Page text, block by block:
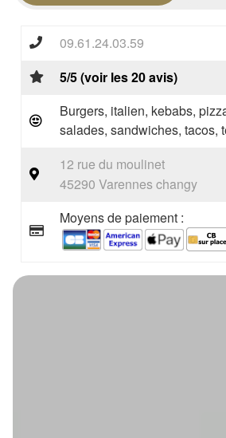
09.61.24.03.59
5/5 (voir les 20 avis)
Burgers, italien, kebabs,
salades, sandwiches, tacos,
12 rue du moulinet
45290 Varennes changy
Moyens de paiement :